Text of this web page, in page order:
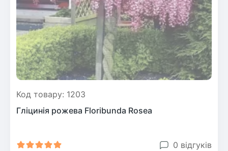
Рослини що в'ються
Гліцинія (Вістерія)
Жимолость декоративна
Плющ
Клематіс
Код товару: 1203
Гліцинія рожева Floribunda Rosea
0 відгуків